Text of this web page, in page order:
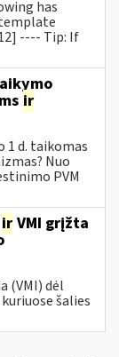
has
---- Tip: If
ir
1 d. taikomas
Nuo
PVM
ir VMI grįžta
(VMI) dėl
šalies